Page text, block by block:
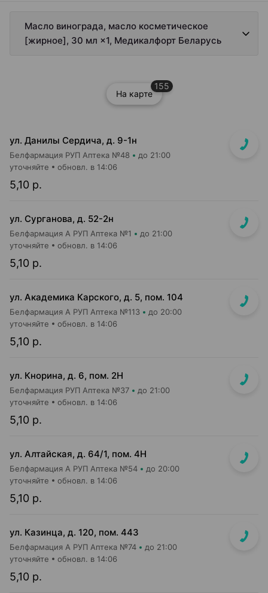
Масло винограда, масло косметическое
[жирное], 30 мл ×1, Медикалфорт Беларусь
На карте
155
ул. Данилы Сердича, д. 9-1н
Белфармация РУП Аптека №48 до 21:00
5,10 р.
уточняйте обновл. в 14:06
ул. Сурганова, д. 52-2н
Белфармация А РУП Аптека №1 до 21:00
5,10 р.
уточняйте обновл. в 14:06
ул. Академика Карского, д. 5, пом. 104
Белфармация А РУП Аптека №113 до 20:00
5,10 р.
уточняйте обновл. в 14:06
ул. Кнорина, д. 6, пом. 2Н
Белфармация РУП Аптека №37 до 21:00
5,10 р.
уточняйте обновл. в 14:06
ул. Алтайская, д. 64/1, пом. 4Н
Белфармация А РУП Аптека №54 до 20:00
5,10 р.
уточняйте обновл. в 14:06
ул. Казинца, д. 120, пом. 443
Белфармация А РУП Аптека №74 до 21:00
5,10 р.
уточняйте обновл. в 14:06